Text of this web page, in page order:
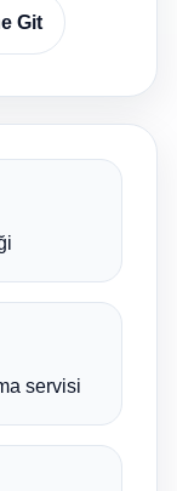
Git
servisi